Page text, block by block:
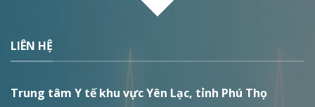
LIÊN HỆ
Trung tâm Y tế khu vực Yên Lạc, tỉnh Phú Thọ